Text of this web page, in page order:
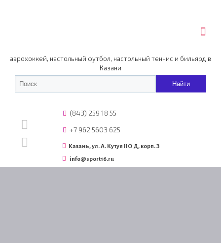
аэрохоккей, настольный футбол, настольный теннис и бильярд в
Казани
(843) 259 18 55
+7 962 5603 625
Казань, ул. А. Кутуя IIO Д, корп. З
info@sport16.ru